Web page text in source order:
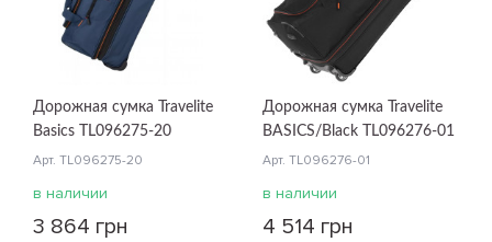
Дорожная сумка Travelite
Basics TL096275-20
Арт. TL096275-20
в наличии
3 864 грн
Дорожная сумка Travelite
BASICS/Black TL096276-01
Арт. TL096276-01
в наличии
4 514 грн